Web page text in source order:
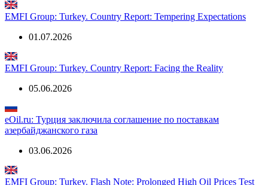
EMFI Group: Turkey. Flash Note: Looking for Legal Voids
EMFI Group: Turkey. Country Report: Tempering Expectations
EMFI Group: Turkey. Country Report: Facing the Reality
05.06.2026
азербайджанского газа